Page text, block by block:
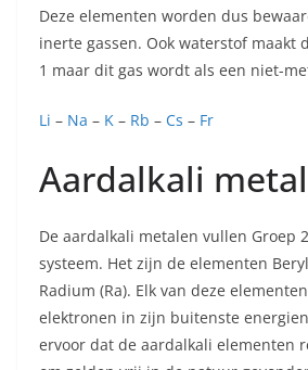
Deze elementen worden dus
inerte gassen. Ook waterstof maakt
1 maar dit gas wordt als een niet-
Li – Na – K – Rb – Cs – Fr
Aardalkali
De aardalkali metalen vullen Groep
systeem. Het zijn de elementen
Radium (Ra). Elk van deze
elektronen in zijn buitenste
ervoor dat de aardalkali elementen